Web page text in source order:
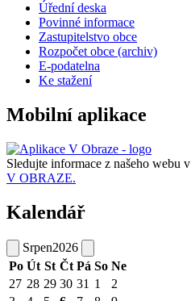
Úřední deska
Povinné informace
Zastupitelstvo obce
Rozpočet obce (archiv)
E-podatelna
Ke stažení
Mobilní aplikace
Sledujte informace z našeho webu v
V OBRAZE.
Kalendář
Srpen2026
Po Út St Čt Pá So Ne
27 28 29 30 31 1
2